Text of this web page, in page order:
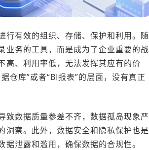
行有效的组织、存储、保护和利用。随
业务的工具，而是成为了企业重要的战
高、利用率低，无法发挥其应有的价
仓库”或者“BI报表”的层面，没有真正
致数据质量参差不齐，数据孤岛现象严
洞察。此外，数据安全和隐私保护也是
泄露和滥用，确保数据的合规性。